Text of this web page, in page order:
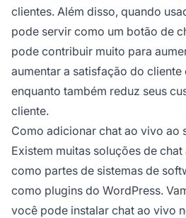
clientes. Além disso, quando
pode servir como um botão de
pode contribuir muito para
aumentar a satisfação do cliente
enquanto também reduz seus
cliente.
Como adicionar chat ao vivo ao
Existem muitas soluções de
como partes de sistemas de
como plugins do WordPress.
você pode instalar chat ao vivo